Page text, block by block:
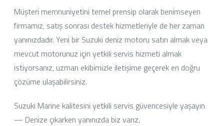
Müşteri memnuniyetini temel prensip olarak benimseyen
firmamız, satış sonrası destek hizmetleriyle de her zaman
yanınızdadır. Yeni bir Suzuki deniz motoru satın almak veya
mevcut motorunuz için yetkili servis hizmeti almak
istiyorsanız, uzman ekibimizle iletişime geçerek en doğru
çözüme ulaşabilirsiniz.
Suzuki Marine kalitesini yetkili servis güvencesiyle yaşayın
— Denize çıkarken yanınızda biz varız.